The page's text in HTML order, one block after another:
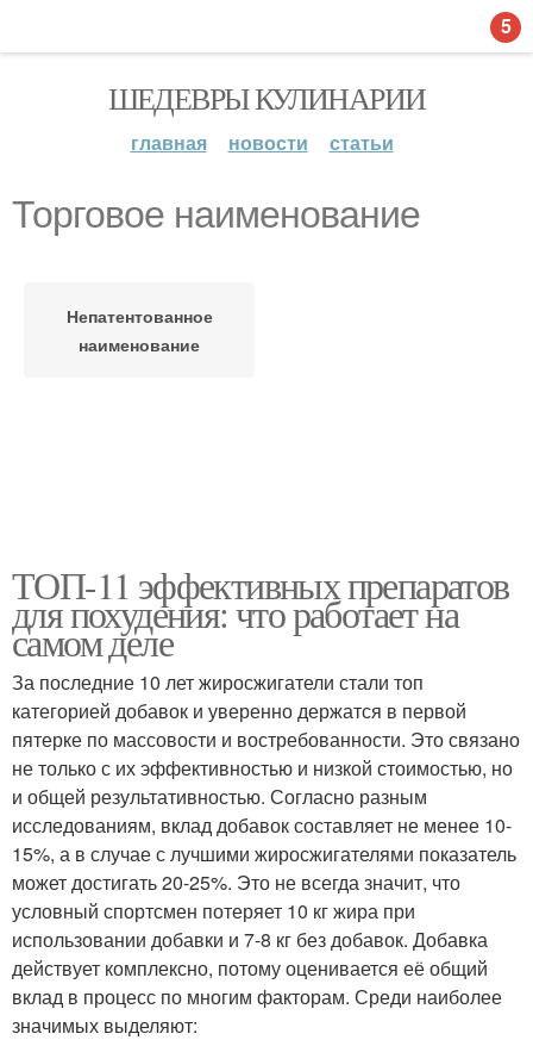
ШЕДЕВРЫ КУЛИНАРИИ
главная новости статьи
Торговое наименование
Непатентованное
наименование
ТОП-11 эффективных препаратов
для похудения: что работает на
самом деле
За последние 10 лет жиросжигатели стали топ
категорией добавок и уверенно держатся в первой
пятерке по массовости и востребованности. Это связано
не только с их эффективностью и низкой стоимостью, но
и общей результативностью. Согласно разным
исследованиям, вклад добавок составляет не менее 10-
15%, а в случае с лучшими жиросжигателями показатель
может достигать 20-25%. Это не всегда значит, что
условный спортсмен потеряет 10 кг жира при
использовании добавки и 7-8 кг без добавок. Добавка
действует комплексно, потому оценивается её общий
вклад в процесс по многим факторам. Среди наиболее
значимых выделяют:
5